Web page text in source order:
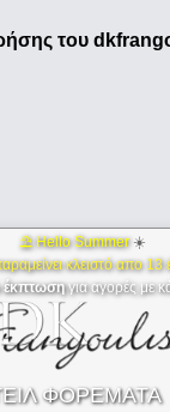
του
⛱ Hello Summer ☀️
κλειστό απο
έκπτωσηγια αγορές με
ΦΟΡΕΜΑΤΑ